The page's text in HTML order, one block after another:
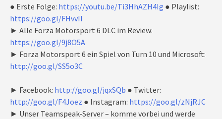
● Erste Folge: https://youtu.be/Ti3HhAZH4Ig ● Playlist:
https://goo.gl/FHvvII
► Alle Forza Motorsport 6 DLC im Review:
https://goo.gl/9j8O5A
► Forza Motorsport 6 ein Spiel von Turn 10 und Microsoft:
http://goo.gl/SS5o3C
► Facebook: http://goo.gl/jqxSQb ● Twitter:
http://goo.gl/F4Joez ● Instagram: https://goo.gl/zNjRJC
► Unser Teamspeak-Server – komme vorbei und werde